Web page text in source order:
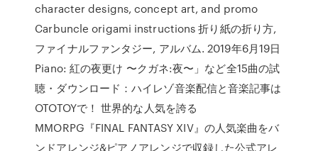
character designs, concept art, and promo
Carbuncle origami instructions 折り紙の折り方,
ファイナルファンタジー, アルバム. 2019年6月19日
Piano: 紅の夜更け 〜クガネ:夜〜」など全15曲の試
聴・ダウンロード：ハイレゾ音楽配信と音楽記事は
OTOTOYで！ 世界的な人気を誇る
MMORPG『FINAL FANTASY XIV』の人気楽曲をバ
ンドアレンジ&ピアノアレンジで収録した公式アレ